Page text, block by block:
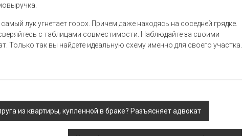
лук угнетает горох. Причем даже находясь на соседней грядке.
с таблицами совместимости. Наблюдайте за своими
Только так вы найдете идеальную схему именно для своего участка.
из квартиры, купленной в браке? Разъясняет адвокат